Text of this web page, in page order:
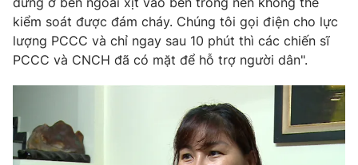
Ðiện thoại Thời báo VTV: 024.66 897 897
Email: toasoan@vtv.vn
Liên hệ quảng cáo:
024-7300.7108
kiểm soát được đám cháy. Chúng tôi gọi điện cho lực
lượng PCCC và chỉ ngay sau 10 phút thì các chiến sĩ
PCCC và CNCH đã có mặt để hỗ trợ người dân".